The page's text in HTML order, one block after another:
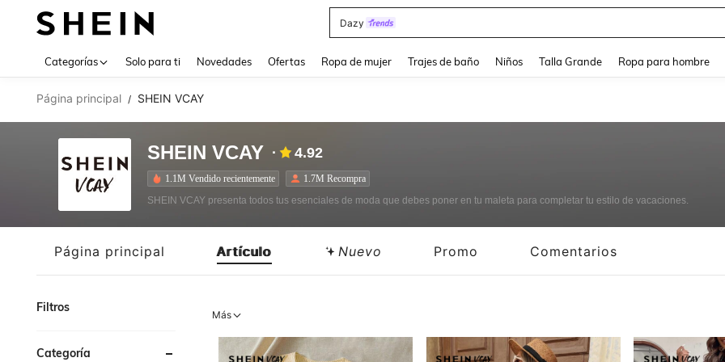
Dazy
Categorías Solo para ti Novedades Ofertas Ropa de mujer Trajes de baño Niños Talla Grande Ropa para hombre
Página principal / SHEIN VCAY
SHEIN VCAY 4.92
1.1M Vendido recientemente
1.7M Recompra
SHEIN VCAY presenta todos tus esenciales de moda que debes poner en tu maleta para completar tu estilo de vacaciones.
Página principal Artículo Nuevo Promo Comentarios
Filtros
Categoría
Más